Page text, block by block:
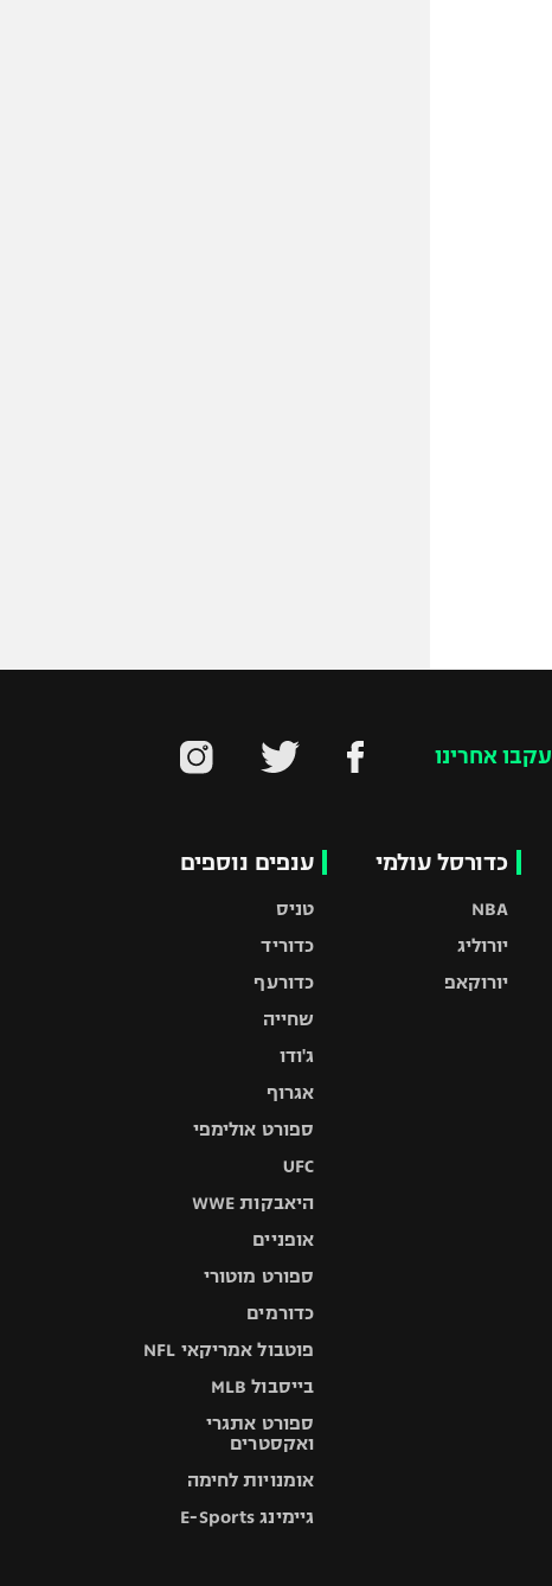
עקבו אחרינו
כדורסל עולמי
NBA
יורוליג
יורוקאפ
ענפים נוספים
טניס
כדוריד
כדורעף
שחייה
ג'ודו
אגרוף
ספורט אולימפי
UFC
היאבקות WWE
אופניים
ספורט מוטורי
כדורמים
פוטבול אמריקאי NFL
בייסבול MLB
ספורט אתגרי
ואקסטרים
אומנויות לחימה
גיימינג E-Sports